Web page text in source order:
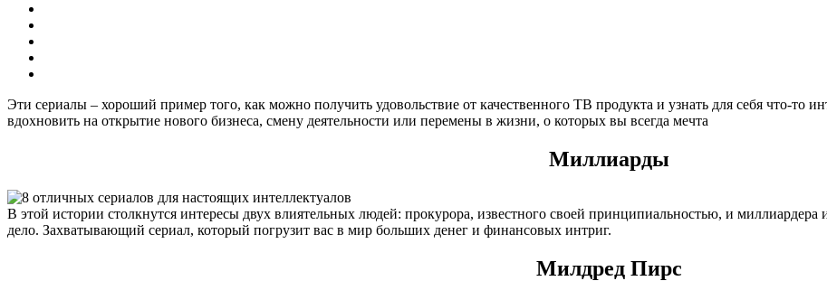
Эти сериалы – хороший пример того, как можно получить удовольствие от качественного ТВ продукта и узнать для себя что-то
вдохновить на открытие нового бизнеса, смену деятельности или перемены в жизни, о которых вы всегда мечта
Миллиарды
В этой истории столкнутся интересы двух влиятельных людей: прокурора, известного своей принципиальностью, и
дело. Захватывающий сериал, который погрузит вас в мир больших денег и финансовых интриг.
Милдред Пирс